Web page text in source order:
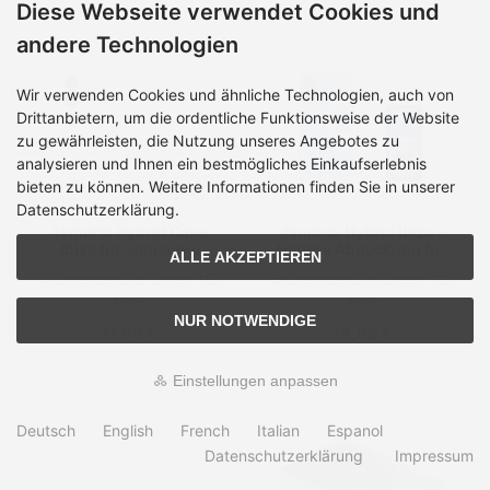
4smarts Hybrid Case
Ibiza für Samsung
Galaxy A56
Lieferzeit:ab Lager, 1-3
Tage
4smarts Hybrid Ibiza -
Hintere Abdeckung für
Mobiltelefon -
kompatibel mit MagSafe
- Polycarbonat (PC)
Lieferzeit:ab Lager, 1-3
Tage
Diese Webseite verwendet Cookies und
andere Technologien
Wir verwenden Cookies und ähnliche Technologien, auch von
Drittanbietern, um die ordentliche Funktionsweise der Website
zu gewährleisten, die Nutzung unseres Angebotes zu
analysieren und Ihnen ein bestmögliches Einkaufserlebnis
bieten zu können. Weitere Informationen finden Sie in unserer
Datenschutzerklärung.
ALLE AKZEPTIEREN
NUR NOTWENDIGE
Einstellungen anpassen
Deutsch English French Italian
Espanol
Datenschutzerklärung
Impressum